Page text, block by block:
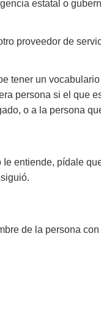
estatal o
proveedor de
tener un
persona si el que
o a la persona
entiende, pídale
de la persona